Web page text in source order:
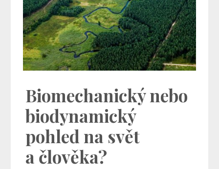
Biomechanický nebo
biodynamický
pohled na svět
a člověka?